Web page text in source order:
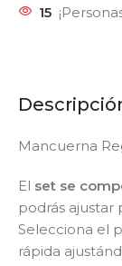
15
Mancuerna
El set se
podrás ajustar
Selecciona el
rápida